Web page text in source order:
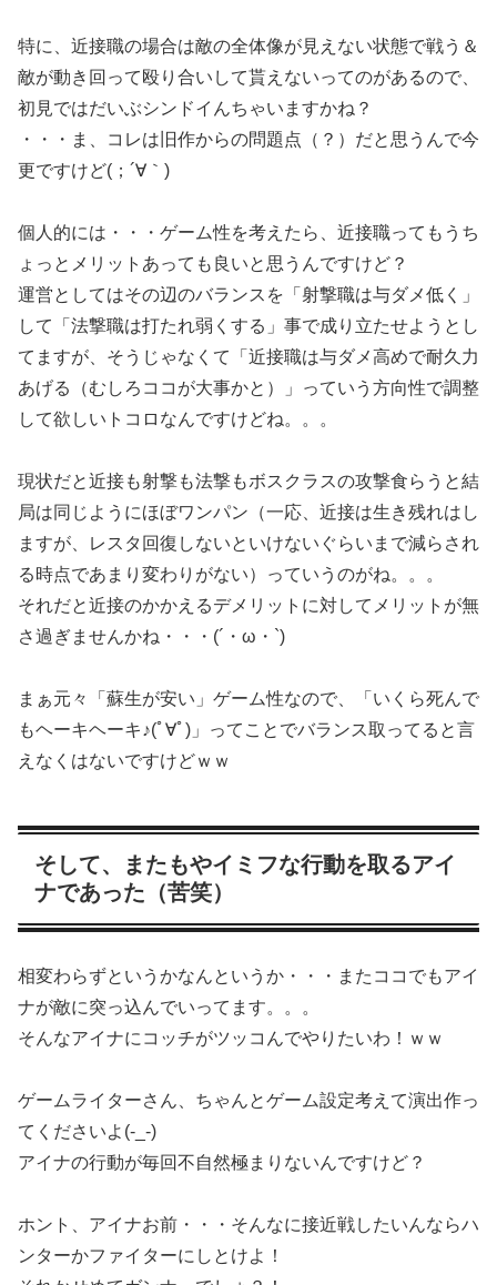
特に、近接職の場合は敵の全体像が見えない状態で戦う＆
敵が動き回って殴り合いして貰えないってのがあるので、
初見ではだいぶシンドイんちゃいますかね？
・・・ま、コレは旧作からの問題点（？）だと思うんで今
更ですけど(；´∀｀)
個人的には・・・ゲーム性を考えたら、近接職ってもうち
ょっとメリットあっても良いと思うんですけど？
運営としてはその辺のバランスを「射撃職は与ダメ低く」
して「法撃職は打たれ弱くする」事で成り立たせようとし
てますが、そうじゃなくて「近接職は与ダメ高めで耐久力
あげる（むしろココが大事かと）」っていう方向性で調整
して欲しいトコロなんですけどね。。。
現状だと近接も射撃も法撃もボスクラスの攻撃食らうと結
局は同じようにほぼワンパン（一応、近接は生き残れはし
ますが、レスタ回復しないといけないぐらいまで減らされ
る時点であまり変わりがない）っていうのがね。。。
それだと近接のかかえるデメリットに対してメリットが無
さ過ぎませんかね・・・(´・ω・`)
まぁ元々「蘇生が安い」ゲーム性なので、「いくら死んで
もヘーキヘーキ♪(ﾟ∀ﾟ)」ってことでバランス取ってると言
えなくはないですけどｗｗ
そして、またもやイミフな行動を取るアイ
ナであった（苦笑）
相変わらずというかなんというか・・・またココでもアイ
ナが敵に突っ込んでいってます。。。
そんなアイナにコッチがツッコんでやりたいわ！ｗｗ
ゲームライターさん、ちゃんとゲーム設定考えて演出作っ
てくださいよ(-_-)
アイナの行動が毎回不自然極まりないんですけど？
ホント、アイナお前・・・そんなに接近戦したいんならハ
ンターかファイターにしとけよ！